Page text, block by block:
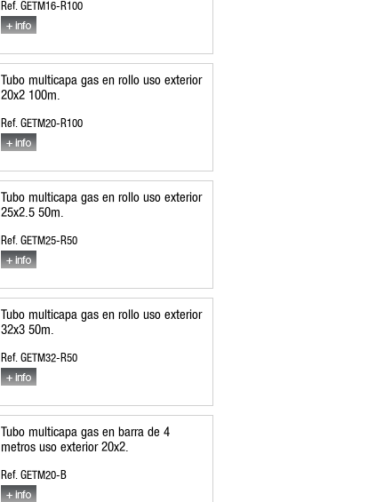
Ref. GETM16-R100
Tubo multicapa gas en rollo uso exterior
20x2 100m.
Ref. GETM20-R100
Tubo multicapa gas en rollo uso exterior
25x2.5 50m.
Ref. GETM25-R50
Tubo multicapa gas en rollo uso exterior
32x3 50m.
Ref. GETM32-R50
Tubo multicapa gas en barra de 4
metros uso exterior 20x2.
Ref. GETM20-B